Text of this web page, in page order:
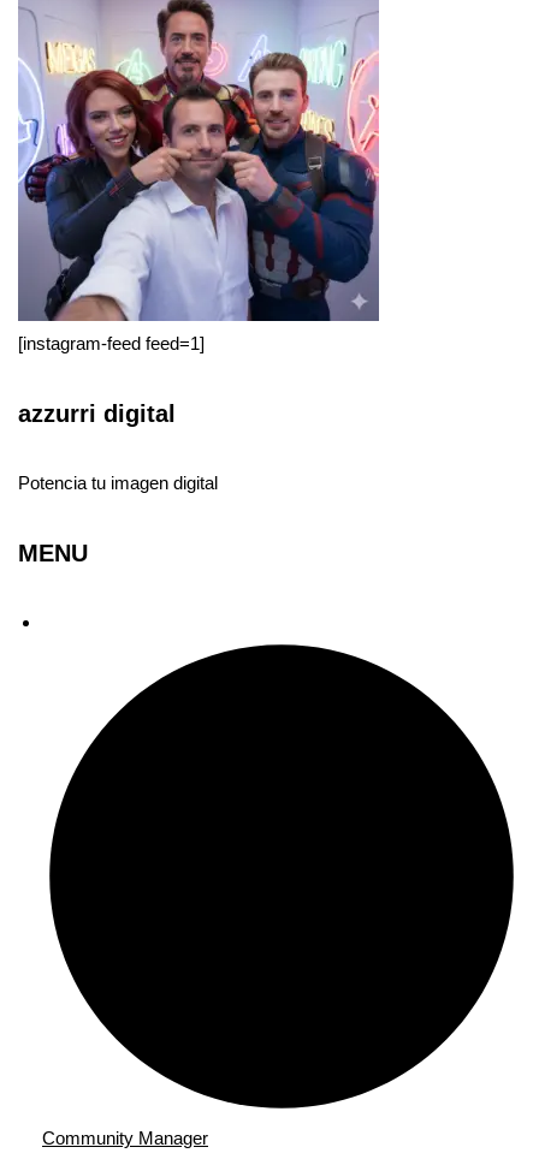
[instagram-feed feed=1]
azzurri digital
Potencia tu imagen digital
MENU
Community Manager